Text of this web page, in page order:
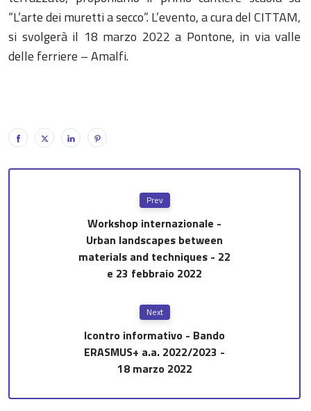
“L’arte dei muretti a secco”. L’evento, a cura del CITTAM,
si svolgerà il 18 marzo 2022 a Pontone, in via valle
delle ferriere – Amalfi.
Prev
Workshop internazionale -
Urban landscapes between
materials and techniques - 22
e 23 febbraio 2022
Next
Icontro informativo - Bando
ERASMUS+ a.a. 2022/2023 -
18 marzo 2022